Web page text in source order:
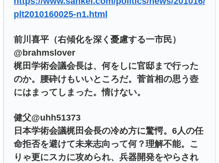
plt2010160025-n1.html
前川喜平（右傾化を深く憂慮する一市民）
@brahmslover
梶田学術会議会長は、何をしに官邸まで行った
のか。腰砕けもいいところだ。菅首相の思う壺
にはまってしまった。情けない。
健父@uhh51373
日本学術会議梶田会長の冷め方に驚愕。6人の任
命拒否を避けて未来志向って何？理解不能。こ
りゃ更にスカに攻められ、兵器開発をやらされ